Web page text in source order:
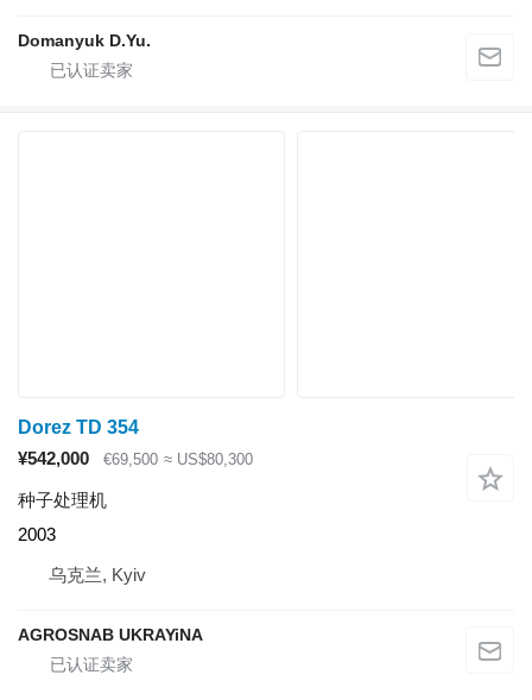
Domanyuk D.Yu.
Dorez TD 354
¥542,000
€69,500 ≈ US$80,300
种子处理机
2003
乌克兰, Kyiv
AGROSNAB UKRAYiNA